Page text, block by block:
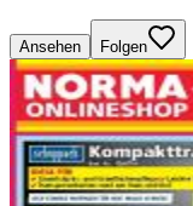
Ansehen Folgen